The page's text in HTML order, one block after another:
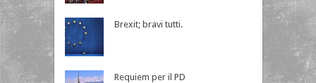
Brexit; bravi tutti.
Requiem per il PD